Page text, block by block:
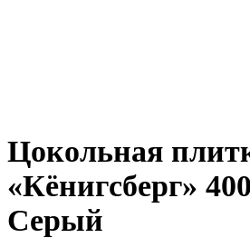
Цокольная
«Кёнигсберг»
Серый